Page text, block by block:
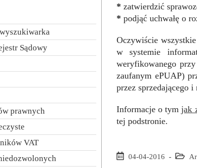
* zatwierdzić
* podjąć uchwałę o
Oczywiście
w systemie
weryfikowanego
zaufanym ePUAP)
przez sprzedającego
Informacje o tymjak
tej podstronie.
Post 04-04-2016
Post
Sądowy
prawnych
VAT